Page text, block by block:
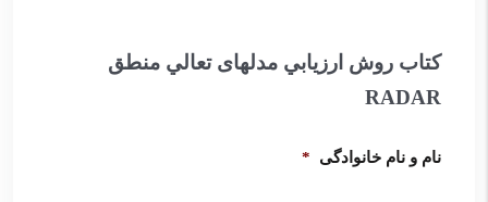
کتاب روش ارزيابي مدلهای تعالي منطق
RADAR
نام و نام خانوادگی *